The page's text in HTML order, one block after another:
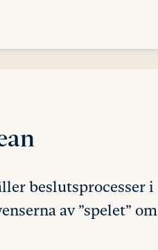
beslutsprocesser i
av ”spelet” om